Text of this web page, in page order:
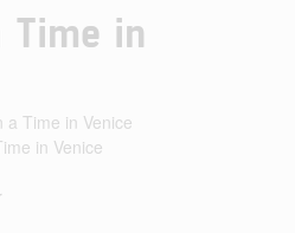
Time in
a Time in Venice
in Venice